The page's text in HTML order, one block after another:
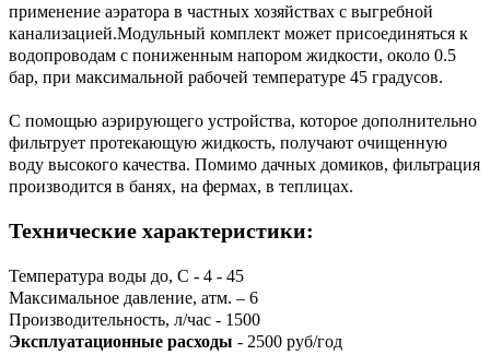
применение аэратора в частных хозяйствах с выгребной
канализацией.Модульный комплект может присоединяться к
водопроводам с пониженным напором жидкости, около 0.5
бар, при максимальной рабочей температуре 45 градусов.
С помощью аэрирующего устройства, которое дополнительно
фильтрует протекающую жидкость, получают очищенную
воду высокого качества. Помимо дачных домиков, фильтрация
производится в банях, на фермах, в теплицах.
Технические характеристики:
Температура воды до, С - 4 - 45
Максимальное давление, атм. – 6
Производительность, л/час - 1500
Эксплуатационные расходы - 2500 руб/год